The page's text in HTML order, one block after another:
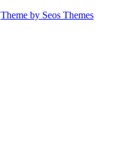
Theme by Seos Themes